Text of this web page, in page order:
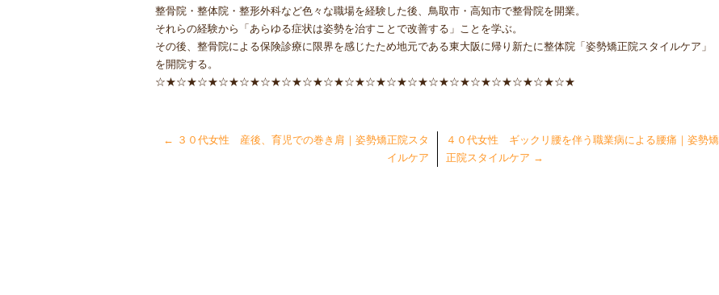
整骨院・整体院・整形外科など色々な職場を経験した後、鳥取市・高知市で整骨院を開業。
それらの経験から「あらゆる症状は姿勢を治すことで改善する」ことを学ぶ。
その後、整骨院による保険診療に限界を感じたため地元である東大阪に帰り新たに整体院「姿勢矯正院スタイルケア」
を開院する。
☆★☆★☆★☆★☆★☆★☆★☆★☆★☆★☆★☆★☆★☆★☆★☆★☆★☆★☆★☆★
← ３０代女性 産後、育児での巻き肩｜姿勢矯正院スタ
イルケア
４０代女性 ギックリ腰を伴う職業病による腰痛｜姿勢矯
正院スタイルケア →